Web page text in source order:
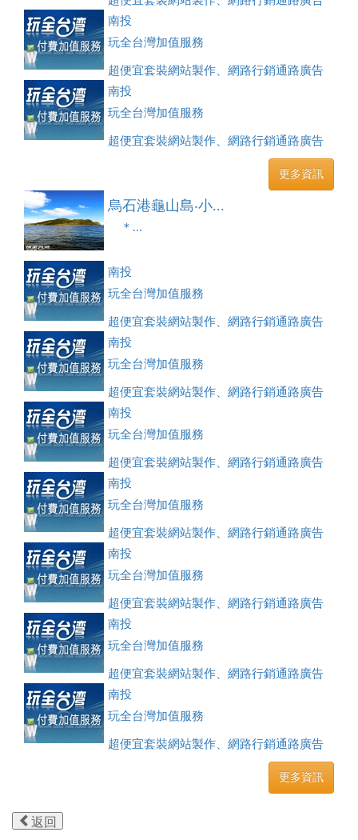
刊登、訂房系統、客房委託旅行社銷售，全面優惠中....
南投
玩全台灣加值服務
超便宜套裝網站製作、網路行銷通路廣告
刊登、訂房系統、客房委託旅行社銷售，全面優惠中....
南投
玩全台灣加值服務
超便宜套裝網站製作、網路行銷通路廣告
刊登、訂房系統、客房委託旅行社銷售，全面優惠中....
更多資訊
烏石港龜山島‧小...
＊...
南投
玩全台灣加值服務
超便宜套裝網站製作、網路行銷通路廣告
刊登、訂房系統、客房委託旅行社銷售，全面優惠中....
南投
玩全台灣加值服務
超便宜套裝網站製作、網路行銷通路廣告
刊登、訂房系統、客房委託旅行社銷售，全面優惠中....
南投
玩全台灣加值服務
超便宜套裝網站製作、網路行銷通路廣告
刊登、訂房系統、客房委託旅行社銷售，全面優惠中....
南投
玩全台灣加值服務
超便宜套裝網站製作、網路行銷通路廣告
刊登、訂房系統、客房委託旅行社銷售，全面優惠中....
南投
玩全台灣加值服務
超便宜套裝網站製作、網路行銷通路廣告
刊登、訂房系統、客房委託旅行社銷售，全面優惠中....
南投
玩全台灣加值服務
超便宜套裝網站製作、網路行銷通路廣告
刊登、訂房系統、客房委託旅行社銷售，全面優惠中....
南投
玩全台灣加值服務
超便宜套裝網站製作、網路行銷通路廣告
刊登、訂房系統、客房委託旅行社銷售，全面優惠中....
更多資訊
返回